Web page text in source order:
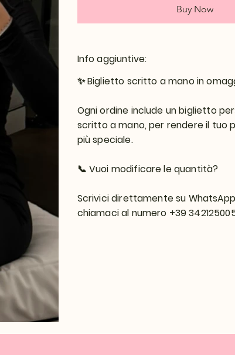
Buy Now
Info aggiuntive:
✨Biglietto scritto a mano in
Ogni ordine include un biglietto
scritto a mano, per rendere il tuo
più speciale.
📞 Vuoi modificare le quantità?
Scrivici direttamente su
chiamaci al numero +39